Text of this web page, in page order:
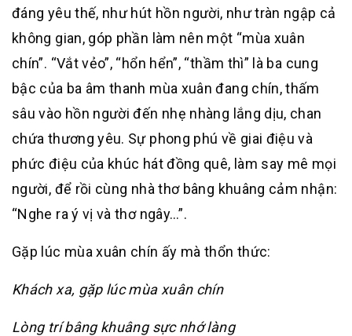
đáng yêu thế, như hút hồn người, như tràn ngập cả
không gian, góp phần làm nên một “mùa xuân
chín”. “Vắt vẻo”, “hổn hển”, “thầm thì” là ba cung
bậc của ba âm thanh mùa xuân đang chín, thấm
sâu vào hồn người đến nhẹ nhàng lắng dịu, chan
chứa thương yêu. Sự phong phú về giai điệu và
phức điệu của khúc hát đồng quê, làm say mê mọi
người, để rồi cùng nhà thơ bâng khuâng cảm nhận:
“Nghe ra ý vị và thơ ngây…”.
Gặp lúc mùa xuân chín ấy mà thổn thức:
Khách xa, gặp lúc mùa xuân chín
Lòng trí bâng khuâng sực nhớ làng